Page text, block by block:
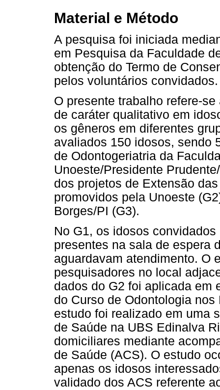
Material e Método
A pesquisa foi iniciada
em Pesquisa da Faculdade
obtenção do Termo de
pelos voluntários convidados.
O presente trabalho refere-
de caráter qualitativo em
os gêneros em diferentes
avaliados 150 idosos, sendo
de Odontogeriatria da
Unoeste/Presidente
dos projetos de Extensão
promovidos pela Unoeste
Borges/PI (G3).
No G1, os idosos
presentes na sala de espera
aguardavam atendimento. O
pesquisadores no local
dados do G2 foi aplicada em
do Curso de Odontologia
estudo foi realizado em uma
de Saúde na UBS Edinalva
domiciliares mediante
de Saúde (ACS). O estudo
apenas os idosos
validado dos ACS referente